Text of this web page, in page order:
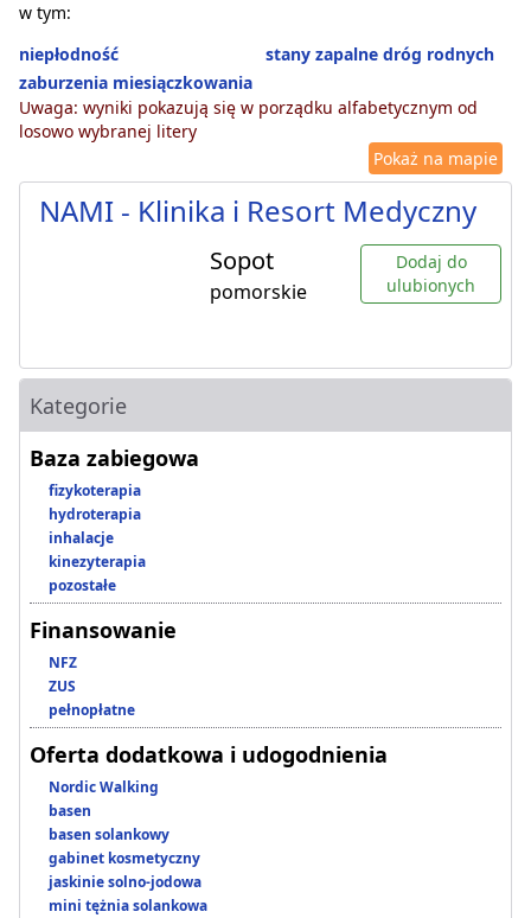
w tym:
niepłodność
stany zapalne dróg rodnych
zaburzenia miesiączkowania
Uwaga: wyniki pokazują się w porządku alfabetycznym od
losowo wybranej litery
Pokaż na mapie
NAMI - Klinika i Resort Medyczny
Sopot
pomorskie
Dodaj do
ulubionych
Kategorie
Baza zabiegowa
fizykoterapia
hydroterapia
inhalacje
kinezyterapia
pozostałe
Finansowanie
NFZ
ZUS
pełnopłatne
Oferta dodatkowa i udogodnienia
Nordic Walking
basen
basen solankowy
gabinet kosmetyczny
jaskinie solno-jodowa
mini tężnia solankowa